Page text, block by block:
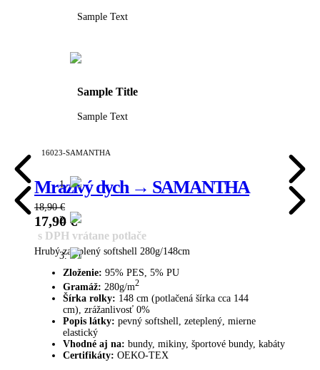
Sample Text
Sample Title
Sample Text
16023-SAMANTHA
Mrazivý dych → SAMANTHA
18,90€
17,90 €
s DPH vrátane potlače
Hrubý zateplený softshell 280g/148cm
Zloženie: 95% PES, 5% PU
Gramáž: 280g/m2
Šírka rolky: 148 cm (potlačená šírka cca 144
cm), zrážanlivosť 0%
Popis látky: pevný softshell, zeteplený, mierne
elastický
Vhodné aj na: bundy, mikiny, športové bundy, kabáty
Certifikáty: OEKO-TEX